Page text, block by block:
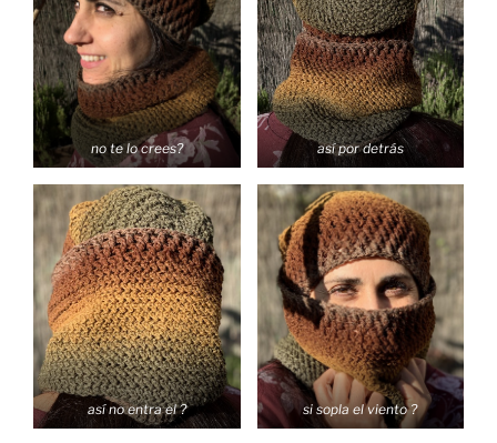
no te lo crees? así por detrás
así no entra el ? si sopla el viento ?